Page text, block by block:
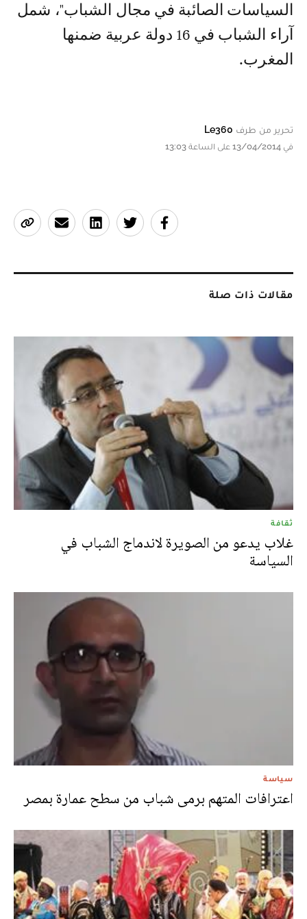
السياسات الصائبة في مجال الشباب"، شمل
آراء الشباب في 16 دولة عربية ضمنها
المغرب.
تحرير من طرف Le360
في 13/04/2014 على الساعة 13:03
مقالات ذات صلة
ثقافة
غلاب يدعو من الصويرة لاندماج الشباب في
السياسة
سياسة
اعترافات المتهم برمى شباب من سطح عمارة بمصر